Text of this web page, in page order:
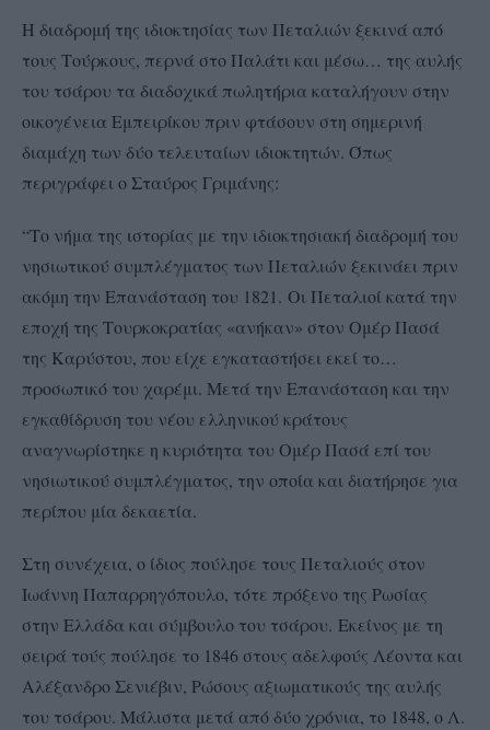
Η διαδρομή της ιδιοκτησίας των Πεταλιών ξεκινά από
τους Τούρκους, περνά στο Παλάτι και μέσω… της αυλής
του τσάρου τα διαδοχικά πωλητήρια καταλήγουν στην
οικογένεια Εμπειρίκου πριν φτάσουν στη σημερινή
διαμάχη των δύο τελευταίων ιδιοκτητών. Όπως
περιγράφει ο Σταύρος Γριμάνης:
“Το νήμα της ιστορίας με την ιδιοκτησιακή διαδρομή του
νησιωτικού συμπλέγματος των Πεταλιών ξεκινάει πριν
ακόμη την Επανάσταση του 1821. Οι Πεταλιοί κατά την
εποχή της Τουρκοκρατίας «ανήκαν» στον Ομέρ Πασά
της Καρύστου, που είχε εγκαταστήσει εκεί το…
προσωπικό του χαρέμι. Μετά την Επανάσταση και την
εγκαθίδρυση του νέου ελληνικού κράτους
αναγνωρίστηκε η κυριότητα του Ομέρ Πασά επί του
νησιωτικού συμπλέγματος, την οποία και διατήρησε για
περίπου μία δεκαετία.
Στη συνέχεια, ο ίδιος πούλησε τους Πεταλιούς στον
Ιωάννη Παπαρρηγόπουλο, τότε πρόξενο της Ρωσίας
στην Ελλάδα και σύμβουλο του τσάρου. Εκείνος με τη
σειρά τούς πούλησε το 1846 στους αδελφούς Λέοντα και
Αλέξανδρο Σενιέβιν, Ρώσους αξιωματικούς της αυλής
του τσάρου. Μάλιστα μετά από δύο χρόνια, το 1848, ο Λ.